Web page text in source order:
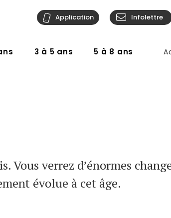
3 à 5 ans 5 à 8 ans
Application Infolettre
Vous verrez d’énormes
évolue à cet âge.